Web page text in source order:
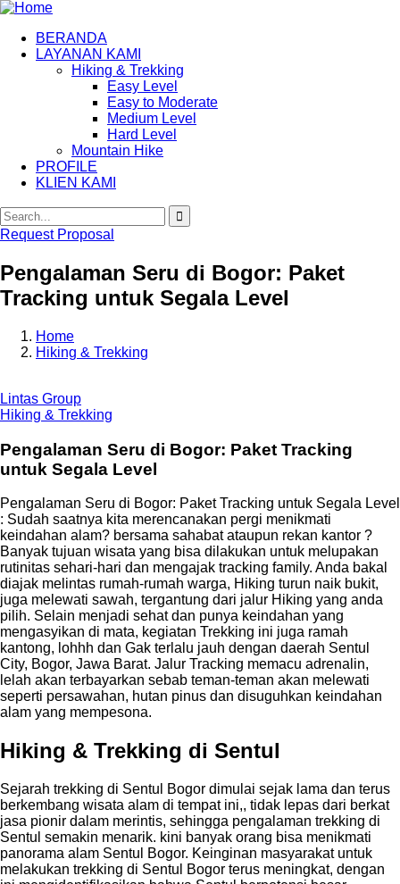
BERANDA
LAYANAN KAMI
Hiking & Trekking
Easy Level
Easy to Moderate
Medium Level
Hard Level
Mountain Hike
PROFILE
KLIEN KAMI
Request Proposal
Pengalaman Seru di Bogor: Paket
Tracking untuk Segala Level
Home
Hiking & Trekking
Lintas Group
Hiking & Trekking
Pengalaman Seru di Bogor: Paket Tracking
untuk Segala Level
Pengalaman Seru di Bogor: Paket Tracking untuk Segala Level
: Sudah saatnya kita merencanakan pergi menikmati
keindahan alam? bersama sahabat ataupun rekan kantor ?
Banyak tujuan wisata yang bisa dilakukan untuk melupakan
rutinitas sehari-hari dan mengajak tracking family. Anda bakal
diajak melintas rumah-rumah warga, Hiking turun naik bukit,
juga melewati sawah, tergantung dari jalur Hiking yang anda
pilih. Selain menjadi sehat dan punya keindahan yang
mengasyikan di mata, kegiatan Trekking ini juga ramah
kantong, lohhh dan Gak terlalu jauh dengan daerah Sentul
City, Bogor, Jawa Barat. Jalur Tracking memacu adrenalin,
lelah akan terbayarkan sebab teman-teman akan melewati
seperti persawahan, hutan pinus dan disuguhkan keindahan
alam yang mempesona.
Hiking & Trekking di Sentul
Sejarah trekking di Sentul Bogor dimulai sejak lama dan terus
berkembang wisata alam di tempat ini,, tidak lepas dari berkat
jasa pionir dalam merintis, sehingga pengalaman trekking di
Sentul semakin menarik. kini banyak orang bisa menikmati
panorama alam Sentul Bogor. Keinginan masyarakat untuk
melakukan trekking di Sentul Bogor terus meningkat, dengan